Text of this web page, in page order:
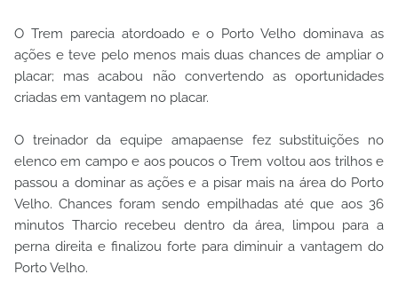
O Trem parecia atordoado e o Porto Velho dominava as
ações e teve pelo menos mais duas chances de ampliar o
placar; mas acabou não convertendo as oportunidades
criadas em vantagem no placar.
O treinador da equipe amapaense fez substituições no
elenco em campo e aos poucos o Trem voltou aos trilhos e
passou a dominar as ações e a pisar mais na área do Porto
Velho. Chances foram sendo empilhadas até que aos 36
minutos Tharcio recebeu dentro da área, limpou para a
perna direita e finalizou forte para diminuir a vantagem do
Porto Velho.